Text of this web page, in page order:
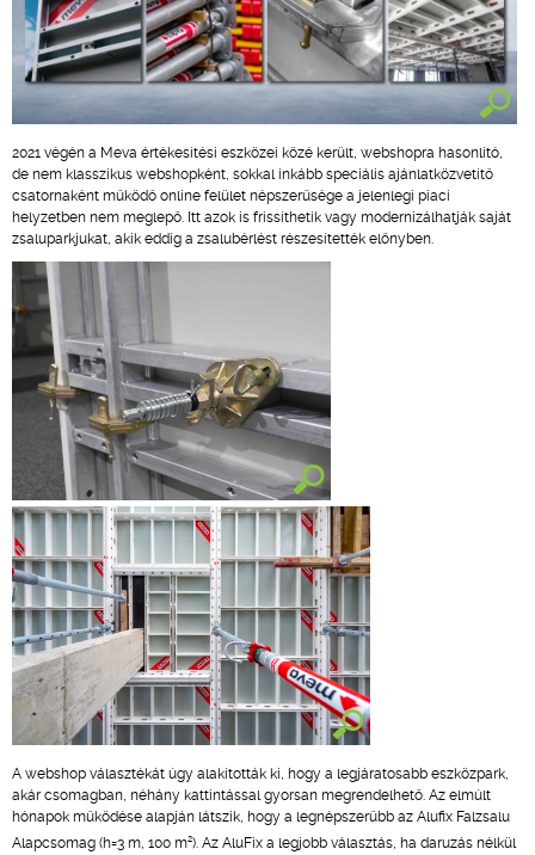
2021 végén a Meva értékesítési eszközei közé került, webshopra hasonlító,
de nem klasszikus webshopként, sokkal inkább speciális ajánlatközvetítő
csatornaként működő online felület népszerűsége a jelenlegi piaci
helyzetben nem meglepő. Itt azok is frissíthetik vagy modernizálhatják saját
zsaluparkjukat, akik eddig a zsalubérlést részesítették előnyben.
A webshop választékát úgy alakították ki, hogy a legjáratosabb eszközpark,
akár csomagban, néhány kattintással gyorsan megrendelhető. Az elmúlt
hónapok működése alapján látszik, hogy a legnépszerűbb az Alufix Falzsalu
Alapcsomag (h=3 m, 100 m2). Az AluFix a legjobb választás, ha daruzás nélkül